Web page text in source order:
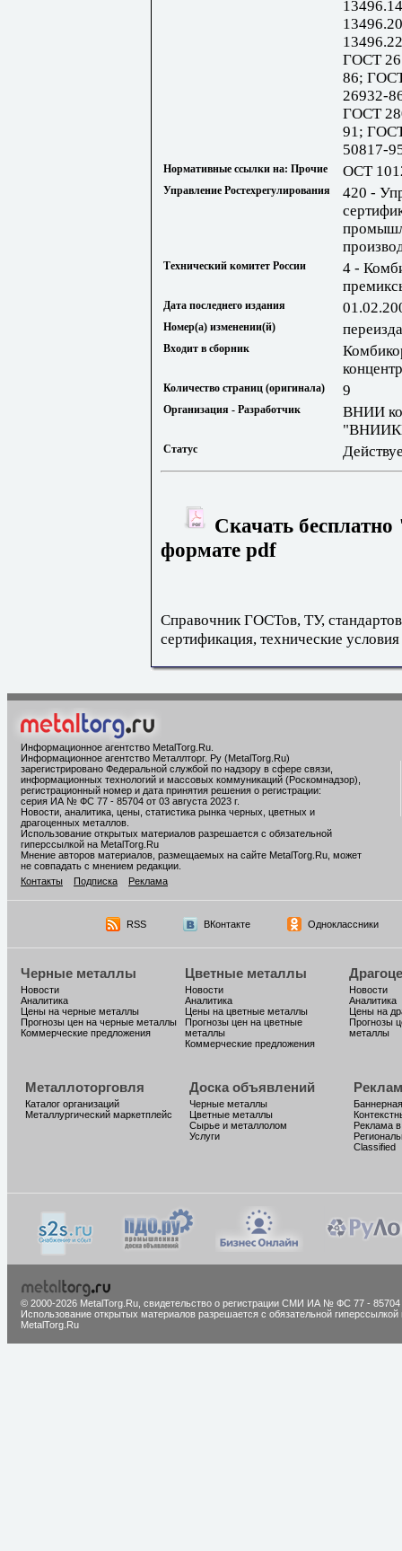
ГОСТ
86;
26932-
ГОСТ
91;
50817-
Нормативные ссылки на: Прочие ОСТ
Управление Ростехрегулирования
420 -
Технический комитет России
4 -
Дата последнего издания
Номер(а) изменении(й)
Входит в сборник
Количество страниц (оригинала) 9
Организация - Разработчик
ВНИИ
Статус
Скачать
формате pdf
Справочник ГОСТов, ТУ,
сертификация, технические условия
Информационное агентство MetalTorg.Ru
Информационное агентство Металлторг. Ру (MetalTorg.Ru)
зарегистрировано Федеральной службой по надзору в сфере связи,
информационных технологий и массовых коммуникаций (Роскомнадзор),
регистрационный номер и дата принятия решения о регистрации:
серия ИА № ФС 77 - 85704 от 03 августа 2023 г.
Новости, аналитика, цены, статистика рынка черных, цветных и
драгоценных металлов.
Использование открытых материалов разрешается с обязательной
гиперссылкой на MetalTorg.Ru
Мнение авторов материалов, размещаемых на сайте MetalTorg.Ru, может
не совпадать с мнением редакции.
Контакты
Подписка Реклама
RSS ВКонтакте Одноклассники
Черные металлы
Новости
Аналитика
Цены на черные металлы
Прогнозы цен на черные металлы
Коммерческие предложения
Цветные металлы
Новости
Аналитика
Цены на цветные металлы
Прогнозы цен на цветные
металлы
Коммерческие предложения
Новости
Аналитика
Цены на
Прогнозы
металлы
Металлоторговля
Каталог организаций
Металлургический маркетплейс
Доска объявлений
Черные металлы
Цветные металлы
Сырье и металлолом
Услуги
Реклама
Classified
© 2000-2026 MetalTorg.Ru, cвидетельство о регистрации СМИ ИА № ФС 77 - 85704
Использование открытых материалов разрешается с обязательной гиперссылкой
MetalTorg.Ru